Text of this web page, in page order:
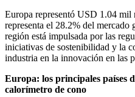
Europa representó USD 1.04 mil
representa el 28.2% del
región está impulsada por las
iniciativas de sostenibilidad y la
industria en la innovación en las
Europa: los principales países
calorímetro de cono